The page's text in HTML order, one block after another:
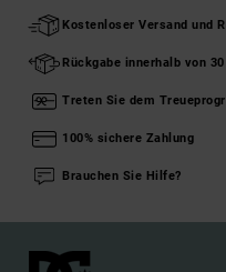
Kostenloser Versand und
Rückgabe innerhalb von 30
Treten Sie dem
100% sichere Zahlung
Brauchen Sie Hilfe?